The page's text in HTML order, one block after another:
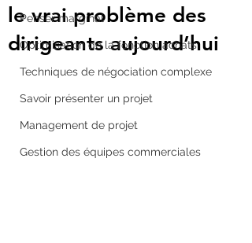
Penser marginal
Optimisation de la fonction achats
Techniques de négociation complexe
Savoir présenter un projet
Management de projet
Gestion des équipes commerciales
le vrai problème des
dirigeants aujourd’hui